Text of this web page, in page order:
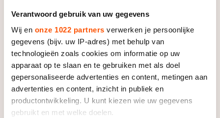
Verantwoord gebruik van uw gegevens
Wij en onze 1022 partners verwerken je persoonlijke
gegevens (bijv. uw IP-adres) met behulp van
technologieën zoals cookies om informatie op uw
apparaat op te slaan en te gebruiken met als doel
gepersonaliseerde advertenties en content, metingen aan
advertenties en content, inzicht in publiek en
productontwikkeling. U kunt kiezen wie uw gegevens
gebruikt en met welke doelen.
zou hebben. Dat is op dit moment echter nog steeds
niet het geval.
Volgens Frank Heijerman, initiatiefnemer van de hal in
Zoetermeer, staat er nog niets op papier over de
mogelijke samenwerking met Thialf, maar zijn beide
partijen het erover eens dat het beter is om elkaar
niet langer de tent uit te vechten.